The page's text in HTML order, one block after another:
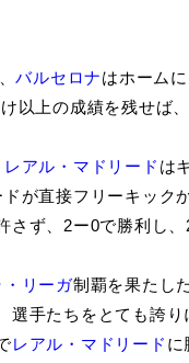
バルセロナはホームに
以上の成績を残せば、
レアル・マドリード は
が直接フリーキック
さず、2ー0で勝利し
・リーガ制覇を果たし
手たちをとても誇
レアル・マドリード に